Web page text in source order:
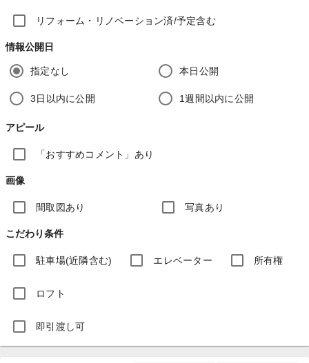
リフォーム・リノベーション済/予定含む
情報公開日
指定なし 本日公開
3日以内に公開 1週間以内に公開
アピール
「おすすめコメント」あり
画像
間取図あり 写真あり
こだわり条件
駐車場(近隣含む) エレベーター 所有権
ロフト
即引渡し可